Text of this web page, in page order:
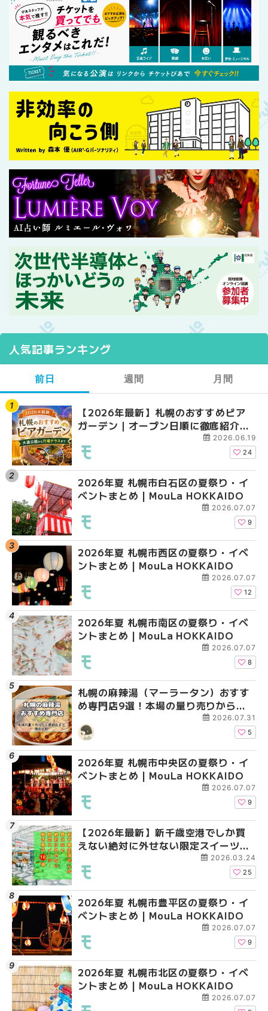
人気記事ランキング
前日
【2026年最新】札幌のおすすめビア
ガーデン｜オープン日順に徹底紹介！
大通公園から穴場テラスまで | MouLa
HOKKAIDO
2026.06.19
24
2026年夏 札幌市白石区の夏祭り・イ
ベントまとめ | MouLa HOKKAIDO
2026.07.07
9
2026年夏 札幌市西区の夏祭り・イベ
ントまとめ | MouLa HOKKAIDO
2026.07.07
12
2026年夏 札幌市南区の夏祭り・イベ
ントまとめ | MouLa HOKKAIDO
2026.07.07
8
札幌の麻辣湯（マーラータン）おすす
め専門店9選！本場の量り売りから最
新店まで徹底比較 | MouLa
HOKKAIDO
2026.07.31
5
2026年夏 札幌市中央区の夏祭り・イ
ベントまとめ | MouLa HOKKAIDO
2026.07.07
9
【2026年最新】新千歳空港でしか買
えない絶対に外せない限定スイーツ・
焼き菓子18選 | MouLa HOKKAIDO
2026.03.24
25
2026年夏 札幌市豊平区の夏祭り・イ
ベントまとめ | MouLa HOKKAIDO
2026.07.07
9
2026年夏 札幌市北区の夏祭り・イベ
ントまとめ | MouLa HOKKAIDO
2026.07.07
週間
【2026年最新】札幌
ガーデン｜オープン日
大通公園から穴場テ
2026年夏 札幌市西区
ントまとめ | MouLa
2026年夏 札幌市北区
ントまとめ | MouLa
2026年夏 札幌市手稲
ベントまとめ |
2026年夏 札幌市白石
ベントまとめ |
2026年夏 札幌市清田
ベントまとめ |
2026年夏 札幌市南区
ントまとめ | MouLa
2026年夏 札幌市豊平
ベントまとめ |
2026年夏 札幌市中央
ベントまとめ |
月間
【2026年最新】札幌
ガーデン｜オープン日
大通公園から穴場テ
2026年夏 札幌市北区
ントまとめ | MouLa
2026年夏 札幌市西区
ントまとめ | MouLa
2026年夏 札幌市白石
ベントまとめ |
2026年夏 札幌市手稲
ベントまとめ |
札幌の麻辣湯（マーラ
め専門店6選！本場の
新店まで徹底比較 |
2026年夏 札幌市清田
ベントまとめ |
【2026年最新】新千
えない絶対に外せない
焼き菓子18選 |
【新千歳空港】新カー
業。「SUPER
ーパーラウンジアネッ